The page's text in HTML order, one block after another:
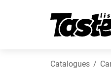
Catalogues